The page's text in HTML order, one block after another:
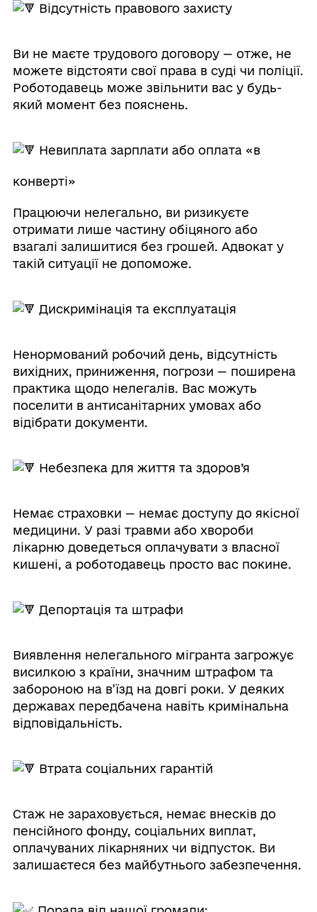
Відсутність правового захисту
Ви не маєте трудового договору — отже, не
можете відстояти свої права в суді чи поліції.
Роботодавець може звільнити вас у будь-
який момент без пояснень.
Невиплата зарплати або оплата «в
конверті»
Працюючи нелегально, ви ризикуєте
отримати лише частину обіцяного або
взагалі залишитися без грошей. Адвокат у
такій ситуації не допоможе.
Дискримінація та експлуатація
Ненормований робочий день, відсутність
вихідних, приниження, погрози — поширена
практика щодо нелегалів. Вас можуть
поселити в антисанітарних умовах або
відібрати документи.
Небезпека для життя та здоров’я
Немає страховки — немає доступу до якісної
медицини. У разі травми або хвороби
лікарню доведеться оплачувати з власної
кишені, а роботодавець просто вас покине.
Депортація та штрафи
Виявлення нелегального мігранта загрожує
висилкою з країни, значним штрафом та
забороною на в’їзд на довгі роки. У деяких
державах передбачена навіть кримінальна
відповідальність.
Втрата соціальних гарантій
Стаж не зараховується, немає внесків до
пенсійного фонду, соціальних виплат,
оплачуваних лікарняних чи відпусток. Ви
залишаєтеся без майбутнього забезпечення.